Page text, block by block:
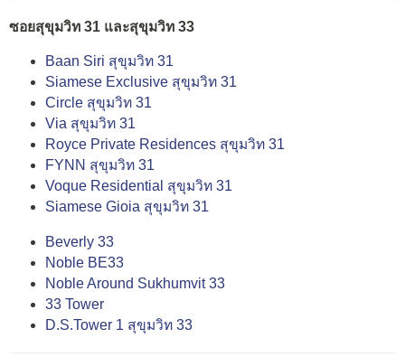
ซอยสุขุมวิท 31 และสุขุมวิท 33
Baan Siri สุขุมวิท 31
Siamese Exclusive สุขุมวิท 31
Circle สุขุมวิท 31
Via สุขุมวิท 31
Royce Private Residences สุขุมวิท 31
FYNN สุขุมวิท 31
Voque Residential สุขุมวิท 31
Siamese Gioia สุขุมวิท 31
Beverly 33
Noble BE33
Noble Around Sukhumvit 33
33 Tower
D.S.Tower 1 สุขุมวิท 33